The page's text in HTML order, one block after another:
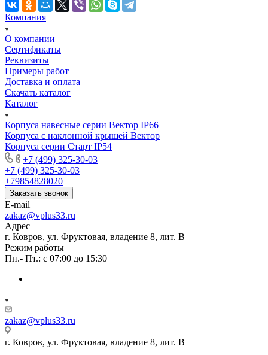
Компания
О компании
Сертификаты
Реквизиты
Примеры работ
Доставка и оплата
Скачать каталог
Каталог
Корпуса навесные серии Вектор IP66
Корпуса с наклонной крышей Вектор
Корпуса серии Старт IP54
+7 (499) 325-30-03
+7 (499) 325-30-03
+79854828020
Заказать звонок
E-mail
zakaz@vplus33.ru
Адрес
г. Ковров, ул. Фруктовая, владение 8, лит. В
Режим работы
Пн.- Пт.: с 07:00 до 15:30
zakaz@vplus33.ru
г. Ковров, ул. Фруктовая, владение 8, лит. В